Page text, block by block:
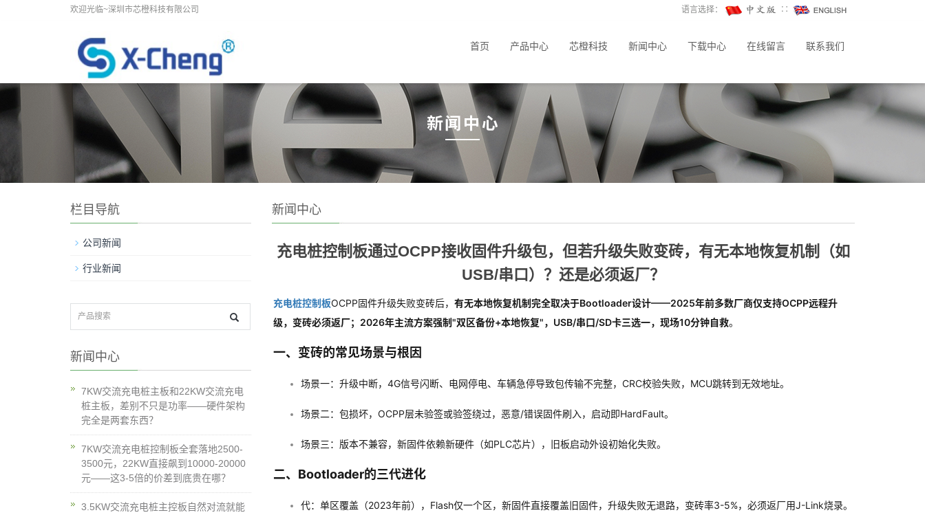
欢迎光临~深圳市芯橙科技有限公司 语言选择： ∷
首页 产品中心 芯橙科技 新闻中心 下载中心 在线留言 联系我们
新闻中心
充电桩控制板通过OCPP接收固件升级包，但若升级失败变砖，有无本地恢复机制（如
USB/串口）？还是必须返厂？
充电桩控制板OCPP固件升级失败变砖后， 有无本地恢复机制完全取决于Bootloader设计——2025年前多数厂商仅支持OCPP远程升
级，变砖必须返厂；2026年主流方案强制"双区备份+本地恢复"，USB/串口/SD卡三选一，现场10分钟自救。
一、变砖的常见场景与根因
场景一：升级中断，4G信号闪断、电网停电、车辆急停导致包传输不完整，CRC校验失败，MCU跳转到无效地址。
场景二：包损坏，OCPP层未验签或验签绕过，恶意/错误固件刷入，启动即HardFault。
场景三：版本不兼容，新固件依赖新硬件（如PLC芯片），旧板启动外设初始化失败。
二、Bootloader的三代进化
代：单区覆盖（2023年前），Flash仅一个区，新固件直接覆盖旧固件，升级失败无退路，变砖率3-5%，必须返厂用J-Link烧录。
栏目导航
公司新闻
行业新闻
新闻中心
7KW交流充电桩主板和22KW交流充电
桩主板，差别不只是功率——硬件架构
完全是两套东西？
7KW交流充电桩控制板全套落地2500-
3500元，22KW直接飙到10000-20000
元——这3-5倍的价差到底贵在哪？
3.5KW交流充电桩主控板自然对流就能